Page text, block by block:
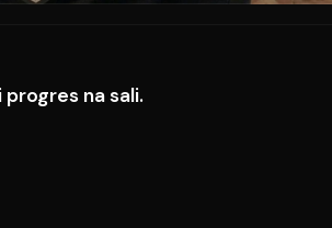
na sali.